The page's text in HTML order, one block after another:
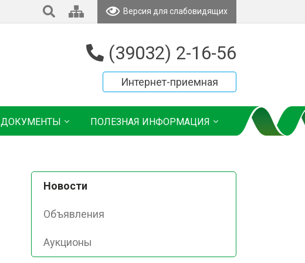
Версия для слабовидящих
(39032) 2-16-56
Интернет-приемная
ДОКУМЕНТЫ ПОЛЕЗНАЯ ИНФОРМАЦИЯ
Новости
Объявления
Аукционы